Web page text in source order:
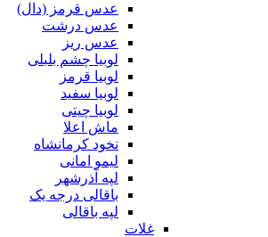
عدس قرمز (دال)
عدس درشت
عدس ریز
لوبیا چشم بلبلی
لوبیا قرمز
لوبیا سفید
لوبیا چیتی
ماش اعلا
نخود کرمانشاه
لیمو امانی
لپه آذرشهر
باقالی درجه یک
لپه باقالی
غلات